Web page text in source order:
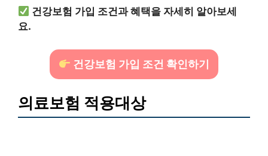
건강보험 가입 조건과 혜택을 자세히 알아보세
요.
건강보험 가입 조건 확인하기
의료보험 적용대상